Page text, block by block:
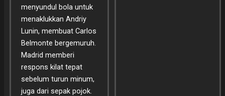
menyundul bola untuk
menaklukkan Andriy
Lunin, membuat Carlos
Belmonte bergemuruh.
Madrid memberi
respons kilat tepat
sebelum turun minum,
juga dari sepak pojok.